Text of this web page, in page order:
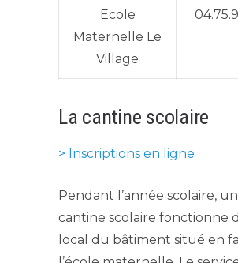
Ecole
Maternelle Le
Village
La cantine scolaire
> Inscriptions en ligne
Pendant l’année scolaire,
cantine scolaire fonctionne
local du bâtiment situé en